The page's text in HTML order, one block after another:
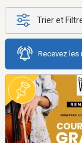
Trier et
Recevez les